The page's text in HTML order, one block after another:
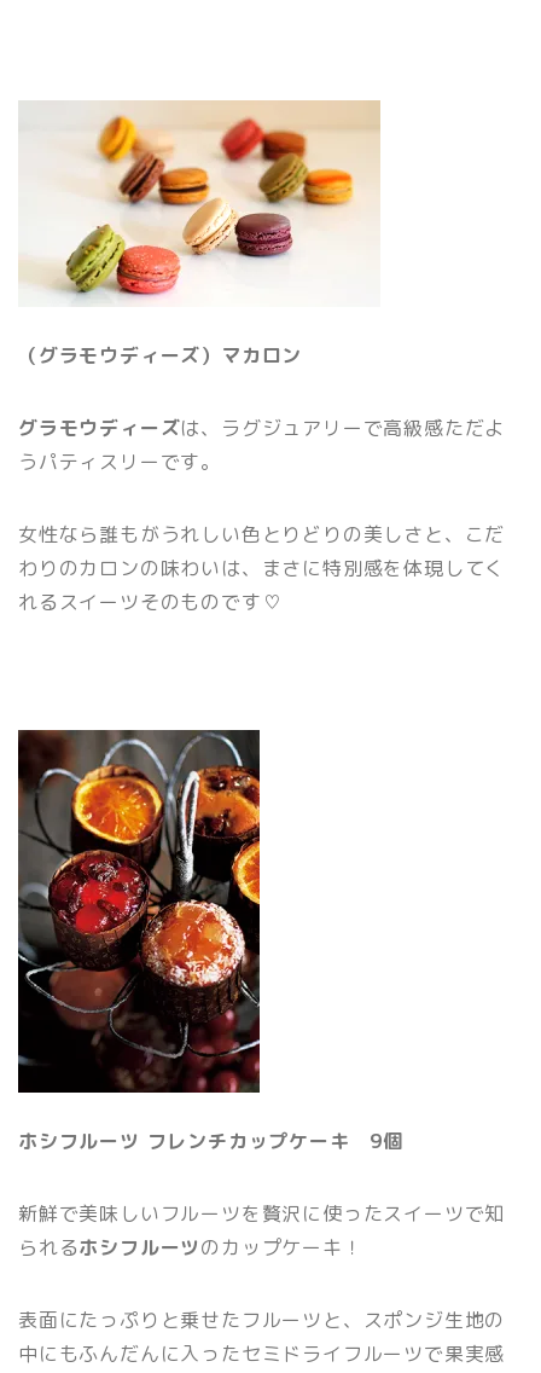
（グラモウディーズ）マカロン
グラモウディーズは、ラグジュアリーで高級感ただよ
うパティスリーです。
女性なら誰もがうれしい色とりどりの美しさと、こだ
わりのカロンの味わいは、まさに特別感を体現してく
れるスイーツそのものです♡
ホシフルーツ フレンチカップケーキ 9個
新鮮で美味しいフルーツを贅沢に使ったスイーツで知
られるホシフルーツのカップケーキ！
表面にたっぷりと乗せたフルーツと、スポンジ生地の
中にもふんだんに入ったセミドライフルーツで果実感